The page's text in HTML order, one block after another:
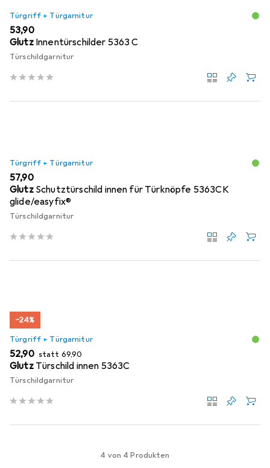
Türgriff + Türgarnitur
EUR
53,90
Glutz Innentürschilder 5363 C
Türschildgarnitur
Türgriff + Türgarnitur
EUR
57,90
Glutz Schutztürschild innen für Türknöpfe 5363CK
glide/easyfix®
Türschildgarnitur
−24%
Türgriff + Türgarnitur
EUR
52,90 statt EUR
69,90
Glutz Türschild innen 5363C
Türschildgarnitur
4 von 4 Produkten